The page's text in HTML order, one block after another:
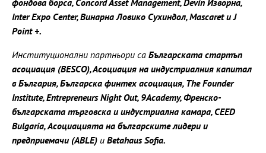
Inter Expo Center, Винарна Ловико Сухиндол, Mascaret и J
Point +.
Институционални партньори са Българската стартъп
асоциация (BESCO), Асоциация на индустриалния капитал
в България, Българска финтех асоциация, The Founder
Institute, Entrepreneurs Night Out, 9Academy, Френско-
българската търговска и индустриална камара, CEED
Bulgaria, Асоциацията на българските лидери и
предприемачи (ABLE) и Betahaus Sofia.